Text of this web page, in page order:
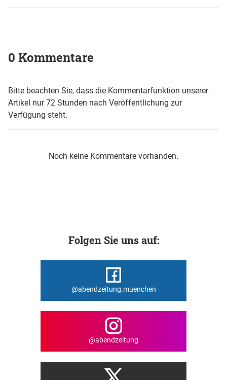
0 Kommentare
Bitte beachten Sie, dass die Kommentarfunktion unserer
Artikel nur 72 Stunden nach Veröffentlichung zur
Verfügung steht.
Noch keine Kommentare vorhanden.
Folgen Sie uns auf:
@abendzeitung.muenchen
@abendzeitung